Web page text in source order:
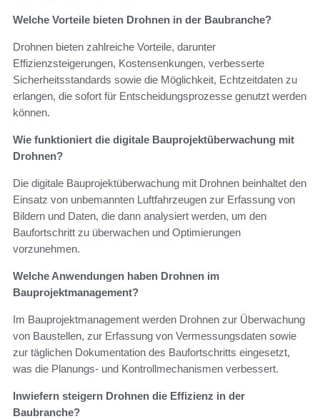
Welche Vorteile bieten Drohnen in der Baubranche?
Drohnen bieten zahlreiche Vorteile, darunter
Effizienzsteigerungen, Kostensenkungen, verbesserte
Sicherheitsstandards sowie die Möglichkeit, Echtzeitdaten zu
erlangen, die sofort für Entscheidungsprozesse genutzt werden
können.
Wie funktioniert die digitale Bauprojektüberwachung mit
Drohnen?
Die digitale Bauprojektüberwachung mit Drohnen beinhaltet den
Einsatz von unbemannten Luftfahrzeugen zur Erfassung von
Bildern und Daten, die dann analysiert werden, um den
Baufortschritt zu überwachen und Optimierungen
vorzunehmen.
Welche Anwendungen haben Drohnen im
Bauprojektmanagement?
Im Bauprojektmanagement werden Drohnen zur Überwachung
von Baustellen, zur Erfassung von Vermessungsdaten sowie
zur täglichen Dokumentation des Baufortschritts eingesetzt,
was die Planungs- und Kontrollmechanismen verbessert.
Inwiefern steigern Drohnen die Effizienz in der
Baubranche?